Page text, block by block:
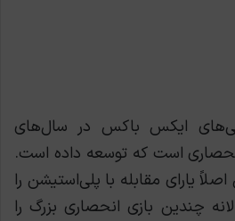
ایکس ‌باکس در سال‌های
است که توسعه داده است.
یارای مقابله با پلی‌استیشن را
چندین بازی انحصاری بزرگ را